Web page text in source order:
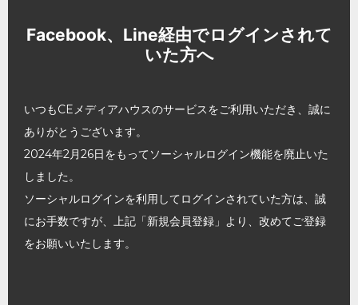
Facebook、Line経由でログインされて
いた方へ
いつもCEメディアハウスのサービスをご利用いただき、誠に
ありがとうございます。
2024年2月26日をもってソーシャルログイン機能を廃止いた
しました。
ソーシャルログインを利用してログインされていた方は、誠
にお手数ですが、上記「新規会員登録」より、改めてご登録
をお願いいたします。